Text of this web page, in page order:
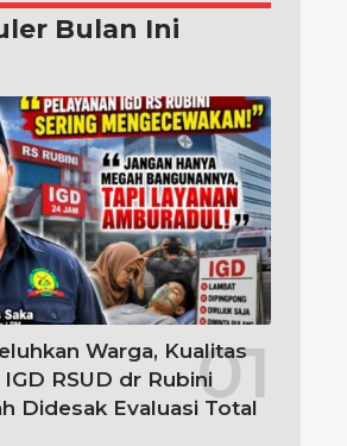
Bulan Ini
Warga, Kualitas
RSUD dr Rubini
Didesak Evaluasi Total